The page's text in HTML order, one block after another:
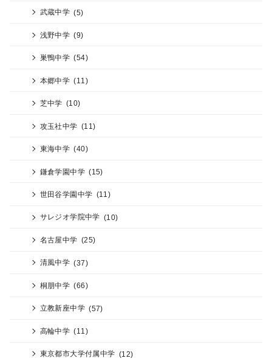
武蔵中学 (5)
浅野中学 (9)
巣鴨中学 (54)
本郷中学 (11)
芝中学 (10)
攻玉社中学 (11)
東海中学 (40)
鎌倉学園中学 (15)
世田谷学園中学 (11)
サレジオ学院中学 (10)
名古屋中学 (25)
清風中学 (37)
桐朋中学 (66)
立教新座中学 (57)
高輪中学 (11)
東京都市大学付属中学 (12)